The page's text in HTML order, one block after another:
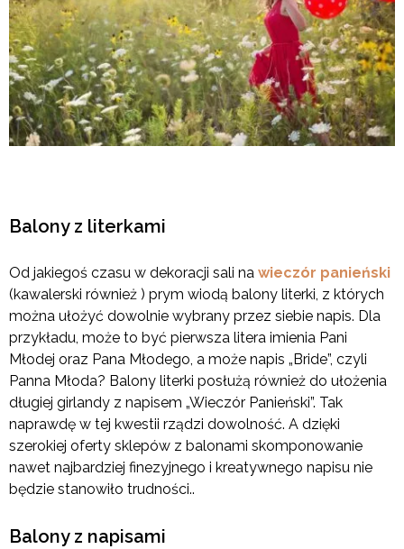
Balony z literkami
Od jakiegoś czasu w dekoracji sali na wieczór panieński
(kawalerski również ) prym wiodą balony literki, z których
można ułożyć dowolnie wybrany przez siebie napis. Dla
przykładu, może to być pierwsza litera imienia Pani
Młodej oraz Pana Młodego, a może napis „Bride”, czyli
Panna Młoda? Balony literki posłużą również do ułożenia
długiej girlandy z napisem „Wieczór Panieński”. Tak
naprawdę w tej kwestii rządzi dowolność. A dzięki
szerokiej oferty sklepów z balonami skomponowanie
nawet najbardziej finezyjnego i kreatywnego napisu nie
będzie stanowiło trudności..
Balony z napisami